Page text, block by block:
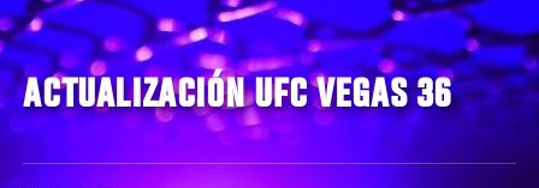
ACTUALIZACIÓN UFC VEGAS 36